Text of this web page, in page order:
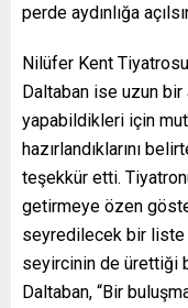
perde aydınlığa
Nilüfer Kent
Daltaban ise uzun
yapabildikleri için
hazırlandıklarını
teşekkür etti.
getirmeye özen
seyredilecek bir liste
seyircinin de ürettiği
Daltaban, “Bir